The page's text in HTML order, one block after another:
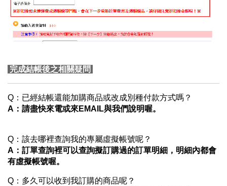
完成結帳後之相關疑問
Q：已經結帳還能加購商品或改成別種付款方式嗎？
A：請盡快來電或來EMAIL與我們說明喔。
Q：該去哪裡查詢我的專屬虛擬帳號呢？
A：訂單查詢裡可以查詢擬訂購過的訂單明細，明細內都會
有虛擬帳號喔。
Q：多久可以收到我訂購的商品呢？